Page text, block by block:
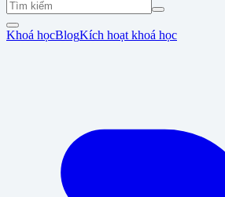
Khoá họcBlogKích hoạt khoá học